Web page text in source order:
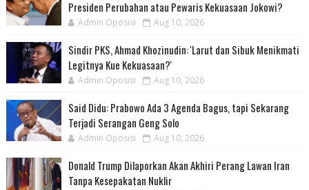
Presiden Perubahan atau Pewaris Kekuasaan Jokowi?
Admin Oposisi Aug 10, 2026
Sindir PKS, Ahmad Khozinudin: 'Larut dan Sibuk Menikmati
Legitnya Kue Kekuasaan?'
Admin Oposisi Aug 10, 2026
Said Didu: Prabowo Ada 3 Agenda Bagus, tapi Sekarang
Terjadi Serangan Geng Solo
Admin Oposisi Aug 10, 2026
Donald Trump Dilaporkan Akan Akhiri Perang Lawan Iran
Tanpa Kesepakatan Nuklir